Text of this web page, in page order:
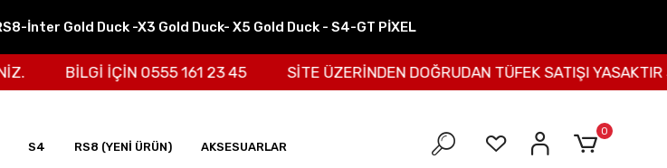
İnter Gold Duck -X3 Gold Duck- X5 Gold Duck - S4-GT PİXEL
BİLGİ İÇİN 0555 161 23 45 SİTE ÜZERİNDEN DOĞRUDAN TÜFEK SATIŞI YASAKTIR
S4 RS8 (YENİ ÜRÜN) AKSESUARLAR
0